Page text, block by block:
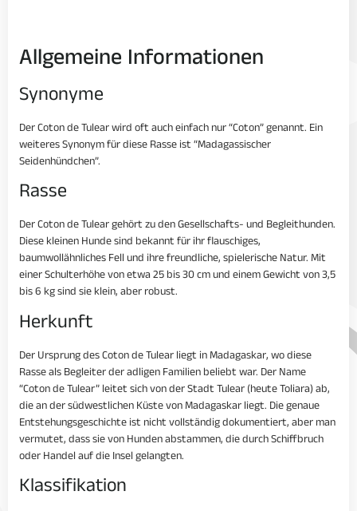
Allgemeine Informationen
Synonyme
Der Coton de Tulear wird oft auch einfach nur “Coton” genannt. Ein
weiteres Synonym für diese Rasse ist “Madagassischer
Seidenhündchen”.
Rasse
Der Coton de Tulear gehört zu den Gesellschafts- und Begleithunden.
Diese kleinen Hunde sind bekannt für ihr flauschiges,
baumwollähnliches Fell und ihre freundliche, spielerische Natur. Mit
einer Schulterhöhe von etwa 25 bis 30 cm und einem Gewicht von 3,5
bis 6 kg sind sie klein, aber robust.
Herkunft
Der Ursprung des Coton de Tulear liegt in Madagaskar, wo diese
Rasse als Begleiter der adligen Familien beliebt war. Der Name
“Coton de Tulear” leitet sich von der Stadt Tulear (heute Toliara) ab,
die an der südwestlichen Küste von Madagaskar liegt. Die genaue
Entstehungsgeschichte ist nicht vollständig dokumentiert, aber man
vermutet, dass sie von Hunden abstammen, die durch Schiffbruch
oder Handel auf die Insel gelangten.
Klassifikation